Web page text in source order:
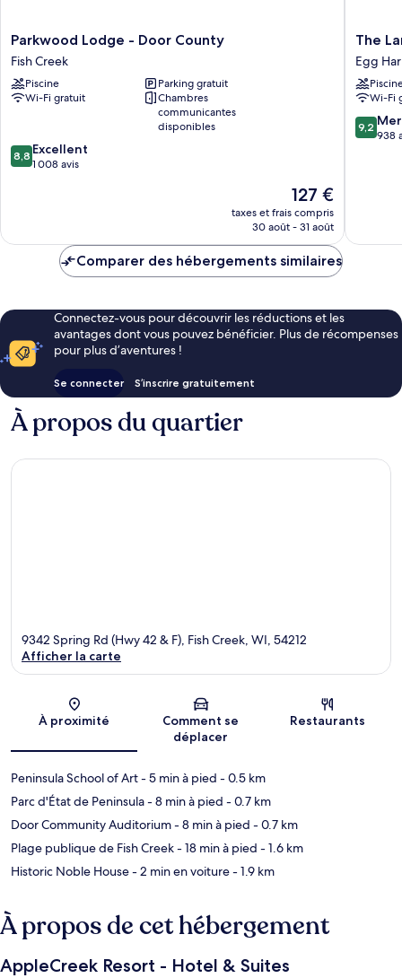
Parkwood
Lodge
-
Door
County
Parkwood Lodge - Door County
Fish Creek
Piscine
Parking gratuit
Wi-Fi gratuit
Chambres
communicantes
disponibles
8.8
sur
8,8 Excellent
1 008 avis
Le
nouveau
prix
de
127 €
taxes et frais compris
30 août - 31 août
The
Landing
Resort
Egg
Harbor
The
Egg
Wi-Fi
9.2
sur
9,2
938
Comparer des hébergements similaires
Connectez-vous pour découvrir les réductions et les
avantages dont vous pouvez bénéficier. Plus de récompenses
pour plus d’aventures !
Se connecter S’inscrire gratuitement
À propos du quartier
Carte
9342 Spring Rd (Hwy 42 & F), Fish Creek, WI, 54212
Afficher la carte
À proximité
Comment se
déplacer
Restaurants
Peninsula School of Art- 5 min à pied - 0.5 km
Parc d'État de Peninsula- 8 min à pied - 0.7 km
Door Community Auditorium- 8 min à pied - 0.7 km
Plage publique de Fish Creek- 18 min à pied - 1.6 km
Historic Noble House- 2 min en voiture- 1.9 km
À propos de cet hébergement
AppleCreek Resort - Hotel & Suites